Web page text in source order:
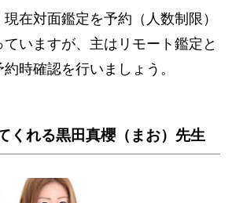
在対面鑑定を予約（人数制限）
いますが、主はリモート鑑定と
時確認を行いましょう。
くれる黒田真櫻（まお）先生